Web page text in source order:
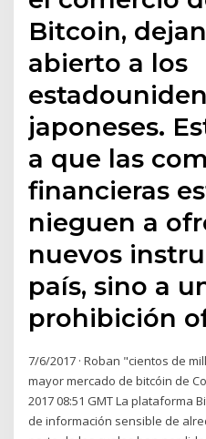
Bitcoin,
abierto a los
japoneses.
a que las
financieras
nieguen a
nuevos
país, sino a
prohibición
7/6/2017 · Roban "cientos de
mayor mercado de bitcóin de
2017 08:51 GMT La plataforma
de información sensible de